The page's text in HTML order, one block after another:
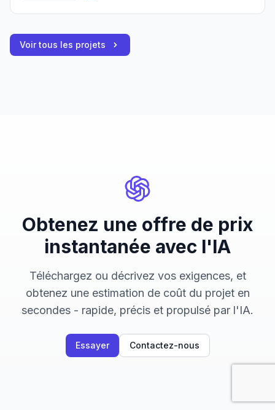
Voir tous les projets
Obtenez une offre de prix
instantanée avec l'IA
Téléchargez ou décrivez vos exigences, et
obtenez une estimation de coût du projet en
secondes - rapide, précis et propulsé par l'IA.
Essayer Contactez-nous